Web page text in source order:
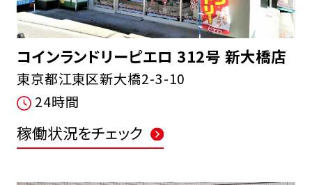
コインランドリーピエロ 312号 新大橋店
東京都江東区新大橋2-3-10
24時間
稼働状況をチェック